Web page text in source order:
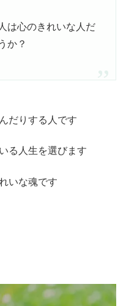
は心のきれいな人だ
か？
だりする人です
る人生を選びます
いな魂です